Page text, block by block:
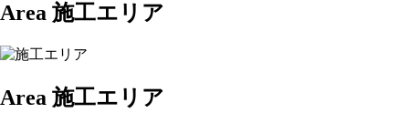
Area 施工エリア
Area 施工エリア